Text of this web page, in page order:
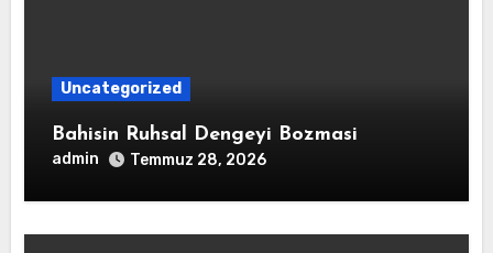
Uncategorized
Bahisin Ruhsal Dengeyi Bozmasi
admin Temmuz 28, 2026